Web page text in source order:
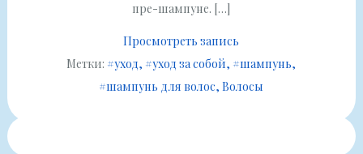
пре-шампуне. […]
Просмотреть запись
Метки: #уход #уход за собой #шампунь
#шампунь для волос Волосы